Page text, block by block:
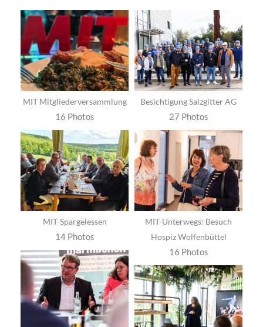
MIT Mitgliederversammlung
16 Photos
Besichtigung Salzgitter AG
27 Photos
MIT-Spargelessen
14 Photos
MIT-Unterwegs: Besuch
Hospiz Wolfenbüttel
16 Photos